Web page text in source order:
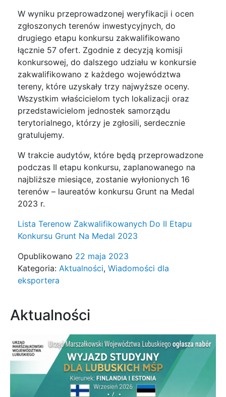
W wyniku przeprowadzonej weryfikacji i ocen
zgłoszonych terenów inwestycyjnych, do
drugiego etapu konkursu zakwalifikowano
łącznie 57 ofert. Zgodnie z decyzją komisji
konkursowej, do dalszego udziału w konkursie
zakwalifikowano z każdego województwa
tereny, które uzyskały trzy najwyższe oceny.
Wszystkim właścicielom tych lokalizacji oraz
przedstawicielom jednostek samorządu
terytorialnego, którzy je zgłosili, serdecznie
gratulujemy.
W trakcie audytów, które będą przeprowadzone
podczas II etapu konkursu, zaplanowanego na
najbliższe miesiące, zostanie wyłonionych 16
terenów – laureatów konkursu Grunt na Medal
2023 r.
Lista Terenow Zakwalifikowanych Do II Etapu
Konkursu Grunt Na Medal 2023
Opublikowano 22 maja 2023
Kategoria: Aktualności, Wiadomości dla
eksportera
Aktualności